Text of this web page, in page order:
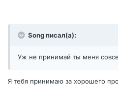
Song писал(а):
Уж не принимай ты меня
Я тебя принимаю за хорошего